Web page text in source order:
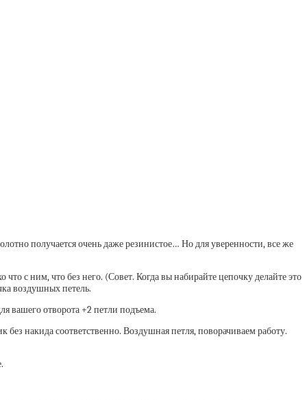
получается очень даже резинистое… Но для уверенности, все же
с ним, что без него. (Совет. Когда вы набирайте цепочку делайте это
воздушных петель.
вашего отворота +2 петли подъема.
накида соответственно. Воздушная петля, поворачиваем работу.